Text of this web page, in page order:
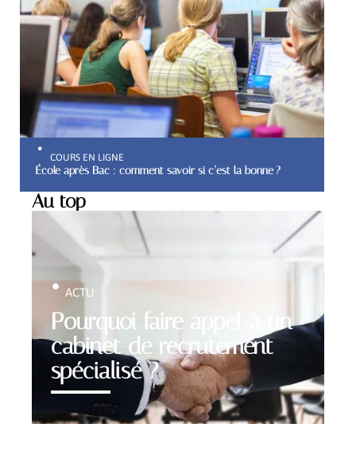
COURS EN LIGNE
École après Bac : comment savoir si c’est la bonne ?
Au top
Pourquoi faire appel à un
cabinet de recrutement
spécialisé ?
ACTU